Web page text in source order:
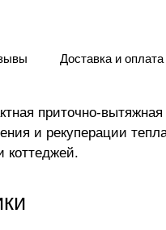
Доставка и оплата
приточно-
и рекуперации
коттеджей.